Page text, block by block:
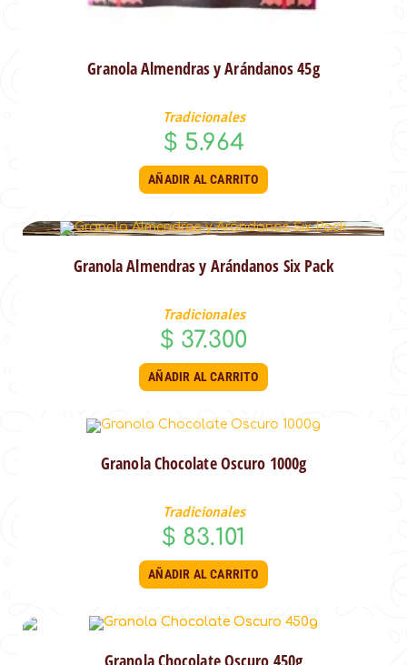
Granola Almendras y Arándanos 45g
Tradicionales
$ 5.964
AÑADIR AL CARRITO
Granola Almendras y Arándanos Six Pack
Tradicionales
$ 37.300
AÑADIR AL CARRITO
Granola Chocolate Oscuro 1000g
Tradicionales
$ 83.101
AÑADIR AL CARRITO